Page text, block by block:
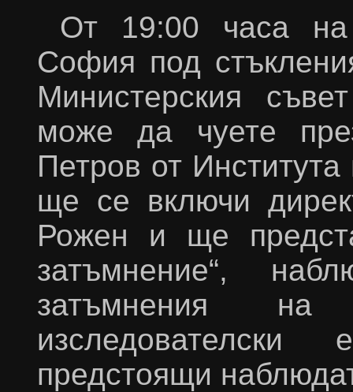
От 19:00 часа на
София под
Министерския
може да чуете
Петров от
ще се включи
Рожен и ще
затъмнение“,
затъмнения на
предстоящи